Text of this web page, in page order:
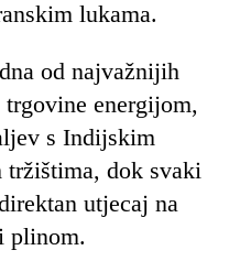
lukama.
od najvažnijih
energijom,
s Indijskim
tržištima, dok svaki
utjecaj na
plinom.